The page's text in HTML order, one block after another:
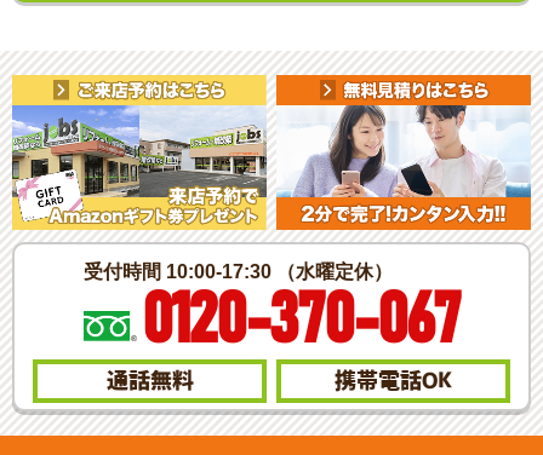
受付時間 10:00-17:30 （水曜定休）
0120-370-067
通話無料 携帯電話OK